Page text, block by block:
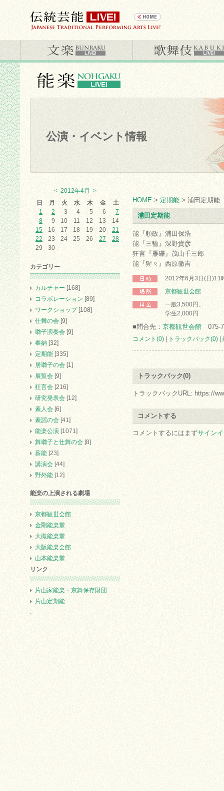
公演・イベント情報
HOME > 定期能 > 浦田定期能
浦田定期能
能『頼政』浦田保浩
能『三輪』深野貴彦
狂言『雁礫』茂山千三郎
能『猩々』西原徹吉
2012年6月3日(日)11
京都観世会館
一般3,500円、
学生2,000円
■問合先： 京都観世会館 075-
コメント(0) トラックバック(0)
トラックバック(0)
トラックバックURL: https://
コメントする
コメントするにはまずサイン
< 2012年4月
>
日
月 火 水 木 金
土
1
2 3 4 5 6
7
8
9 10 11 12 13
14
15
16 17 18 19 20
21
22
23 24 25 26 27
28
29
30
カテゴリー
カルチャー [168]
コラボレーション [89]
ワークショップ[108]
仕舞の会 [9]
囃子演奏会 [9]
奉納 [32]
定期能 [335]
居囃子の会 [1]
展覧会 [9]
狂言会 [216]
研究発表会 [12]
素人会 [6]
素謡の会 [41]
能楽公演 [1071]
舞囃子と仕舞の会 [8]
薪能 [23]
講演会 [44]
野外能 [12]
能楽の上演される劇場
京都観世会館
金剛能楽堂
大槻能楽堂
大阪能楽会館
山本能楽堂
リンク
片山家能楽・京舞保存財団
片山定期能
.